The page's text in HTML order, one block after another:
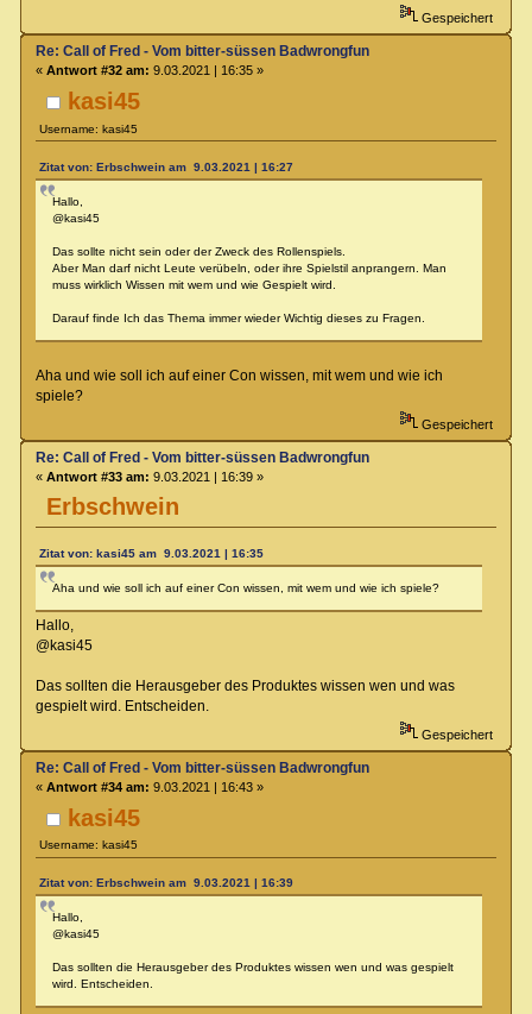
Gespeichert
kasi45
Username: kasi45
Re: Call of Fred - Vom bitter-süssen Badwrongfun
« Antwort #32 am: 9.03.2021 | 16:35 »
Zitat von: Erbschwein am 9.03.2021 | 16:27
Hallo,
@kasi45
Das sollte nicht sein oder der Zweck des Rollenspiels.
Aber Man darf nicht Leute verübeln, oder ihre Spielstil anprangern. Man
muss wirklich Wissen mit wem und wie Gespielt wird.
Darauf finde Ich das Thema immer wieder Wichtig dieses zu Fragen.
Aha und wie soll ich auf einer Con wissen, mit wem und wie ich
spiele?
Gespeichert
Erbschwein
Re: Call of Fred - Vom bitter-süssen Badwrongfun
« Antwort #33 am: 9.03.2021 | 16:39 »
Zitat von: kasi45 am 9.03.2021 | 16:35
Aha und wie soll ich auf einer Con wissen, mit wem und wie ich spiele?
Hallo,
@kasi45
Das sollten die Herausgeber des Produktes wissen wen und was
gespielt wird. Entscheiden.
Gespeichert
kasi45
Username: kasi45
Re: Call of Fred - Vom bitter-süssen Badwrongfun
« Antwort #34 am: 9.03.2021 | 16:43 »
Zitat von: Erbschwein am 9.03.2021 | 16:39
Hallo,
@kasi45
Das sollten die Herausgeber des Produktes wissen wen und was gespielt
wird. Entscheiden.